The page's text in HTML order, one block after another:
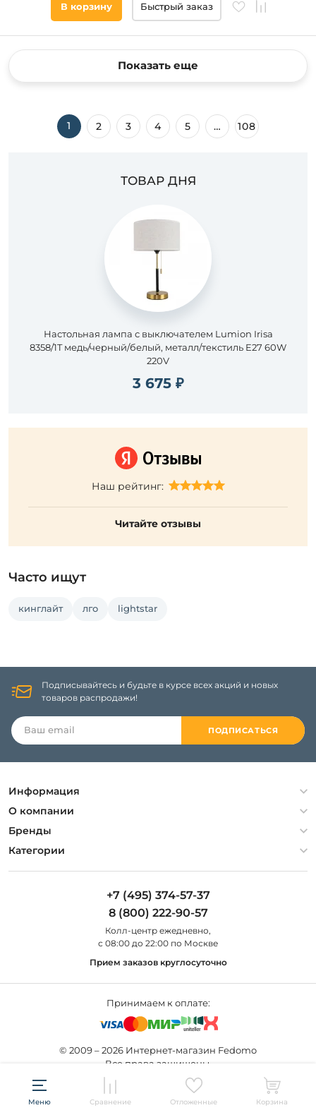
В корзину Быстрый заказ
Показать еще
1 2 3 4 5 … 108
ТОВАР ДНЯ
Настольная лампа с выключателем Lumion Irisa
8358/1T медь/черный/белый, металл/текстиль E27 60W
220V
3 675 ₽
Наш рейтинг:
Читайте отзывы
Часто ищут
кинглайт лго lightstar
Подписывайтесь и будьте в курсе всех акций и новых
товаров распродажи!
ПОДПИСАТЬСЯ
Информация
Политика конфиденциальности
Гарантия
Оплата и доставка
О компании
О компании
Контакты
Бренды
Artelamp
Категории
Люстры
Уличные светильники
+7 (495) 374-57-37
8 (800) 222-90-57
Колл-центр eжедневно,
с 08:00 до 22:00 по Москве
Прием заказов круглосуточно
Принимаем к оплате:
© 2009 – 2026 Интернет-магазин Fedomo
Все права защищены.
Создание сайта —
Меню Сравнение Отложенные Корзина